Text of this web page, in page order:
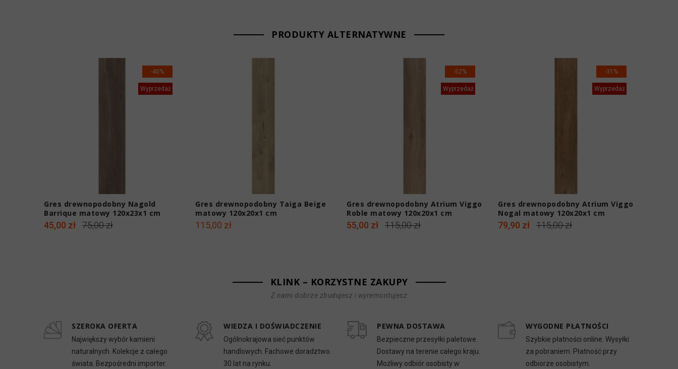
PRODUKTY ALTERNATYWNE
-40%
Wyprzedaż
Gres drewnopodobny Nagold
Barrique matowy 120x23x1 cm
45,00 zł 75,00 zł
Gres drewnopodobny Taiga Beige
matowy 120x20x1 cm
115,00 zł
-52%
Wyprzedaż
Gres drewnopodobny Atrium Viggo
Roble matowy 120x20x1 cm
55,00 zł 115,00 zł
-31%
Wyprzedaż
Gres drewnopodobny Atrium Viggo
Nogal matowy 120x20x1 cm
79,90 zł 115,00 zł
KLINK – KORZYSTNE ZAKUPY
Z nami dobrze zbudujesz i wyremontujesz
SZEROKA OFERTA
Największy wybór kamieni
naturalnych. Kolekcje z całego
świata. Bezpośredni importer.
WIEDZA I DOŚWIADCZENIE
Ogólnokrajowa sieć punktów
handlowych. Fachowe doradztwo.
30 lat na rynku.
PEWNA DOSTAWA
Bezpieczne przesyłki paletowe.
Dostawy na terenie całego kraju.
Możliwy odbiór osobisty w
WYGODNE PŁATNOŚCI
Szybkie płatności online. Wysyłki
za pobraniem. Płatność przy
odbiorze osobistym.